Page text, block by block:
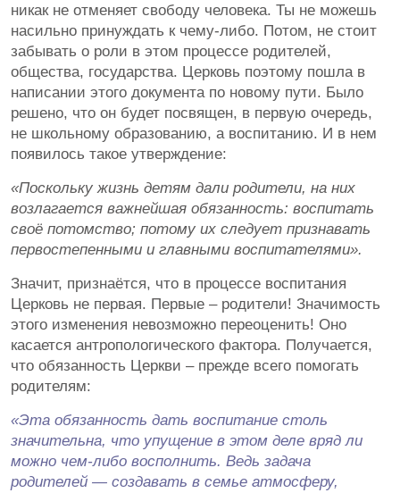
никак не отменяет свободу человека. Ты не можешь
насильно принуждать к чему-либо. Потом, не стоит
забывать о роли в этом процессе родителей,
общества, государства. Церковь поэтому пошла в
написании этого документа по новому пути. Было
решено, что он будет посвящен, в первую очередь,
не школьному образованию, а воспитанию. И в нем
появилось такое утверждение:
«Поскольку жизнь детям дали родители, на них
возлагается важнейшая обязанность: воспитать
своё потомство; потому их следует признавать
первостепенными и главными воспитателями».
Значит, признаётся, что в процессе воспитания
Церковь не первая. Первые – родители! Значимость
этого изменения невозможно переоценить! Оно
касается антропологического фактора. Получается,
что обязанность Церкви – прежде всего помогать
родителям:
«Эта обязанность дать воспитание столь
значительна, что упущение в этом деле вряд ли
можно чем-либо восполнить. Ведь задача
родителей — создавать в семье атмосферу,